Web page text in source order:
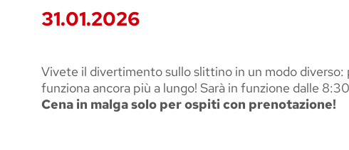
31.01.2026
Vivete il divertimento sullo slittino in un modo
funziona ancora più a lungo! Sarà in funzione dalle
Cena in malga solo per ospiti con prenotazione!